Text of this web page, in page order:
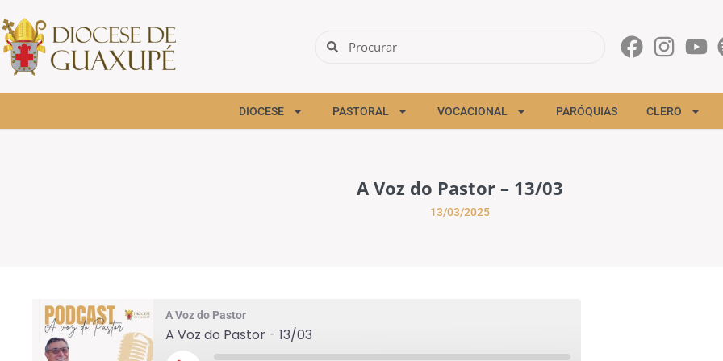
DIOCESE PASTORAL VOCACIONAL PARÓQUIAS CLERO
A Voz do Pastor – 13/03
13/03/2025
A Voz do Pastor
A Voz do Pastor - 13/03